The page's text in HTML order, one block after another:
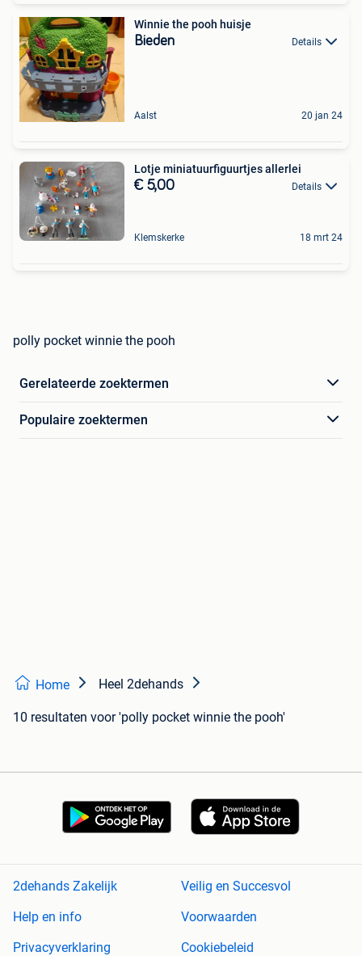
Winnie the pooh huisje
Bieden Details
Aalst 20 jan 24
Lotje miniatuurfiguurtjes allerlei
€ 5,00 Details
Klemskerke 18 mrt 24
polly pocket winnie the pooh
Gerelateerde zoektermen
Populaire zoektermen
Home Heel 2dehands
10 resultaten voor 'polly pocket winnie the pooh'
2dehands Zakelijk
Veilig en Succesvol
Help en info
Voorwaarden
Privacyverklaring
Cookiebeleid